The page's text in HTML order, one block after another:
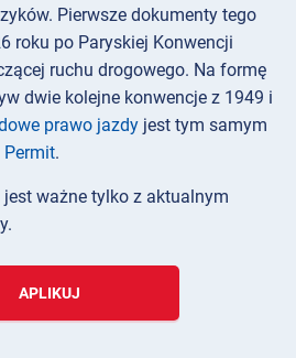
Pierwsze dokumenty tego
roku po Paryskiej Konwencji
ruchu drogowego. Na formę
dwie kolejne konwencje z 1949 i
prawo jazdy jest tym samym
Permit.
jest ważne tylko z aktualnym
APLIKUJ